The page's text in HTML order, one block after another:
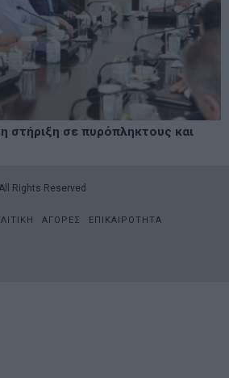
στήριξη σε πυρόπληκτους και
Rights Reserved
ΑΓΟΡΕΣ
ΕΠΙΚΑΙΡΟΤΗΤΑ